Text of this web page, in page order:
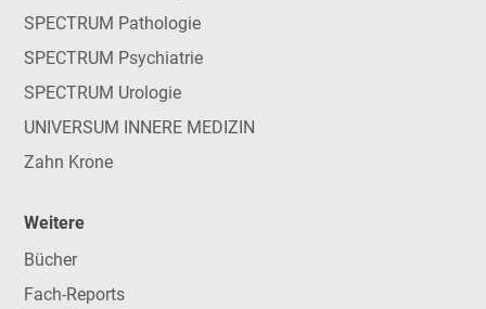
SPECTRUM Pathologie
SPECTRUM Psychiatrie
SPECTRUM Urologie
UNIVERSUM INNERE MEDIZIN
Zahn Krone
Weitere
Bücher
Fach-Reports